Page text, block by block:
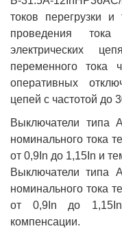
токов перегрузки и
проведения
электрических
переменного тока
оперативных
цепей с частотой до
Выключатели типа
номинального тока
от 0,9In до 1,15In и
Выключатели типа
номинального тока
от 0,9In до
компенсации.